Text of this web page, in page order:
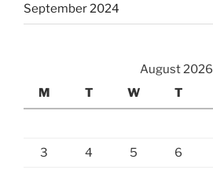
September 2024
August 2026
M
T W T
3 4 5 6